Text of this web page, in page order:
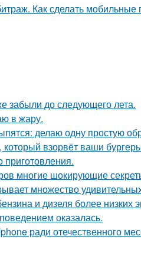
забыли до следующего лета.
в жару.
делаю одну простую
взорвёт ваши
многие шокирующие
множество
и дизеля более низких
оказалась.
ради отечественного